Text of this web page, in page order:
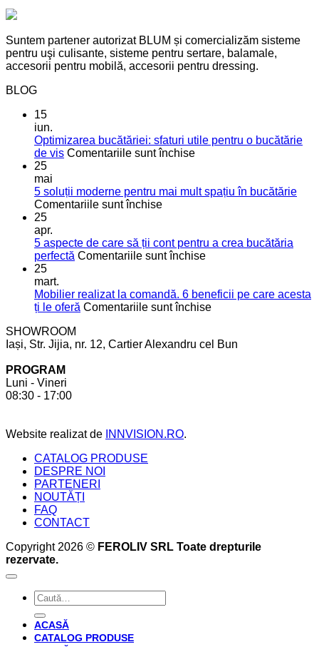
Suntem partener autorizat BLUM și comercializăm sisteme
pentru uşi culisante, sisteme pentru sertare, balamale,
accesorii pentru mobilă, accesorii pentru dressing.
BLOG
15
iun.
Optimizarea bucătăriei: sfaturi utile pentru o bucătărie
de vis Comentariile sunt închisepentru
sfaturi
bucătărie
de
25
mai
5 soluții moderne pentru mai mult spațiu în bucătărie
Comentariile sunt închisepentru
moderne
pentru
spațiu
în
25
apr.
5 aspecte de care să ții cont pentru a crea bucătăria
perfectă Comentariile sunt închisepentru
de
care
cont
25
mart.
Mobilier realizat la comandă. 6 beneficii pe care acesta
ți le oferă Comentariile sunt închisepentru
la
SHOWROOM
Iași, Str. Jijia, nr. 12, Cartier Alexandru cel Bun
PROGRAM
Luni - Vineri
08:30 - 17:00
Website realizat de INNVISION.RO.
CATALOG PRODUSE
DESPRE NOI
PARTENERI
NOUTĂȚI
FAQ
CONTACT
Copyright 2026 © FEROLIV SRL Toate drepturile
rezervate.
Caută
după:
ACASĂ
CATALOG PRODUSE